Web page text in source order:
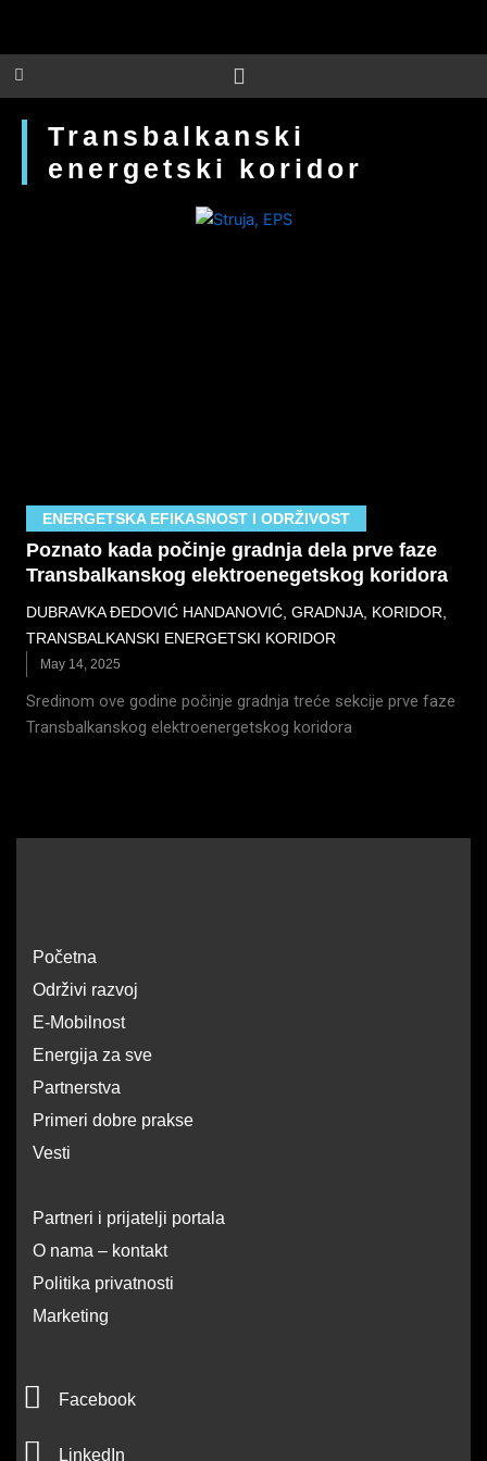
content
Transbalkanski
energetski koridor
ENERGETSKA EFIKASNOST I ODRŽIVOST
Poznato kada počinje gradnja dela prve faze
Transbalkanskog elektroenegetskog koridora
DUBRAVKA ĐEDOVIĆ HANDANOVIĆ GRADNJA KORIDOR
TRANSBALKANSKI ENERGETSKI KORIDOR
May 14, 2025
Sredinom ove godine počinje gradnja treće sekcije prve faze
Transbalkanskog elektroenergetskog koridora
Početna
Održivi razvoj
E-Mobilnost
Energija za sve
Partnerstva
Primeri dobre prakse
Vesti
Partneri i prijatelji portala
O nama – kontakt
Politika privatnosti
Marketing
F
Facebook
L LinkedIn